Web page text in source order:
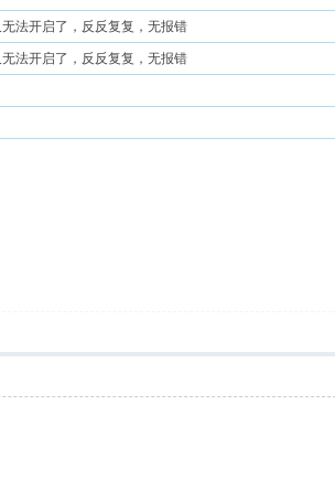
法开启了，反反复复，无报错
法开启了，反反复复，无报错